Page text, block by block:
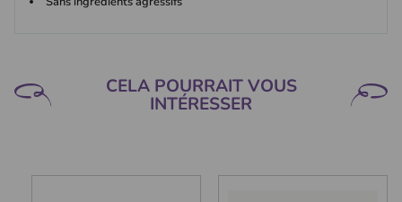
CELA POURRAIT VOUS
INTÉRESSER